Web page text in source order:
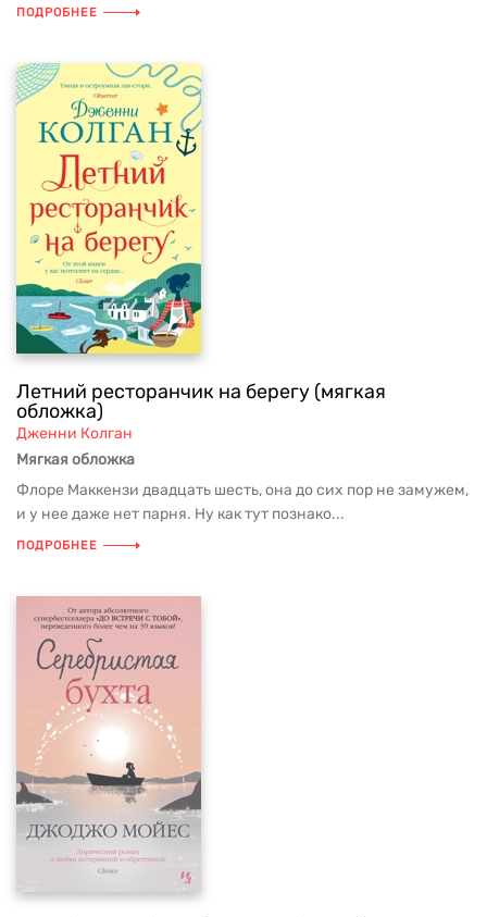
ПОДРОБНЕЕ
Летний ресторанчик на берегу (мягкая
обложка)
Дженни Колган
Мягкая обложка
Флоре Маккензи двадцать шесть, она до сих пор не замужем,
и у нее даже нет парня. Ну как тут познако...
ПОДРОБНЕЕ